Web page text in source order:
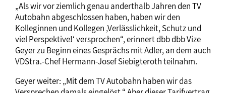
„Als wir vor ziemlich genau anderthalb Jahren den TV
Autobahn abgeschlossen haben, haben wir den
Kolleginnen und Kollegen ‚Verlässlichkeit, Schutz und
viel Perspektive!‘ versprochen“, erinnert dbb dbb Vize
Geyer zu Beginn eines Gesprächs mit Adler, an dem auch
VDStra.-Chef Hermann-Josef Siebigteroth teilnahm.
Geyer weiter: „Mit dem TV Autobahn haben wir das